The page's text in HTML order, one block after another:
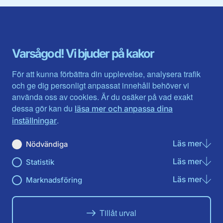
Varsågod! Vi bjuder på kakor
För att kunna förbättra din upplevelse, analysera trafik
och ge dig personligt anpassat innehåll behöver vi
använda oss av cookies. Är du osäker på vad exakt
dessa gör kan du läsa mer och anpassa dina
inställningar.
Nödvändiga Läs merom
Statistik Läs merom
Marknadsföring Läs merom
Tillåt urval
Gävleborg
Halland
Jämtlands län
Jönköpings län
Kalmar län
Kronobergs län
Norrbotten
Skåne län
Värmlands län
Västerbotten
Västra Götaland
Västernorrland
Västmanland
Örebro län
Östergötland
Du hittar oss här på sociala medier
Facebook
Instagram